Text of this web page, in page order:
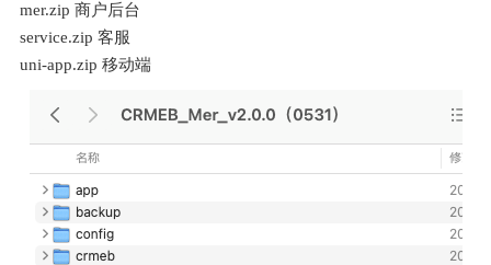
mer.zip 商户后台
service.zip 客服
uni-app.zip 移动端